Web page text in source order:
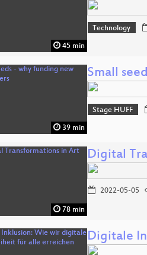
45 min
Technology
39 min
Small
Stage HUFF
78 min
Digital
2022-05-05
Digitale